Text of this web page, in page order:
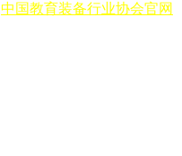
中国教育装备行业协会官网